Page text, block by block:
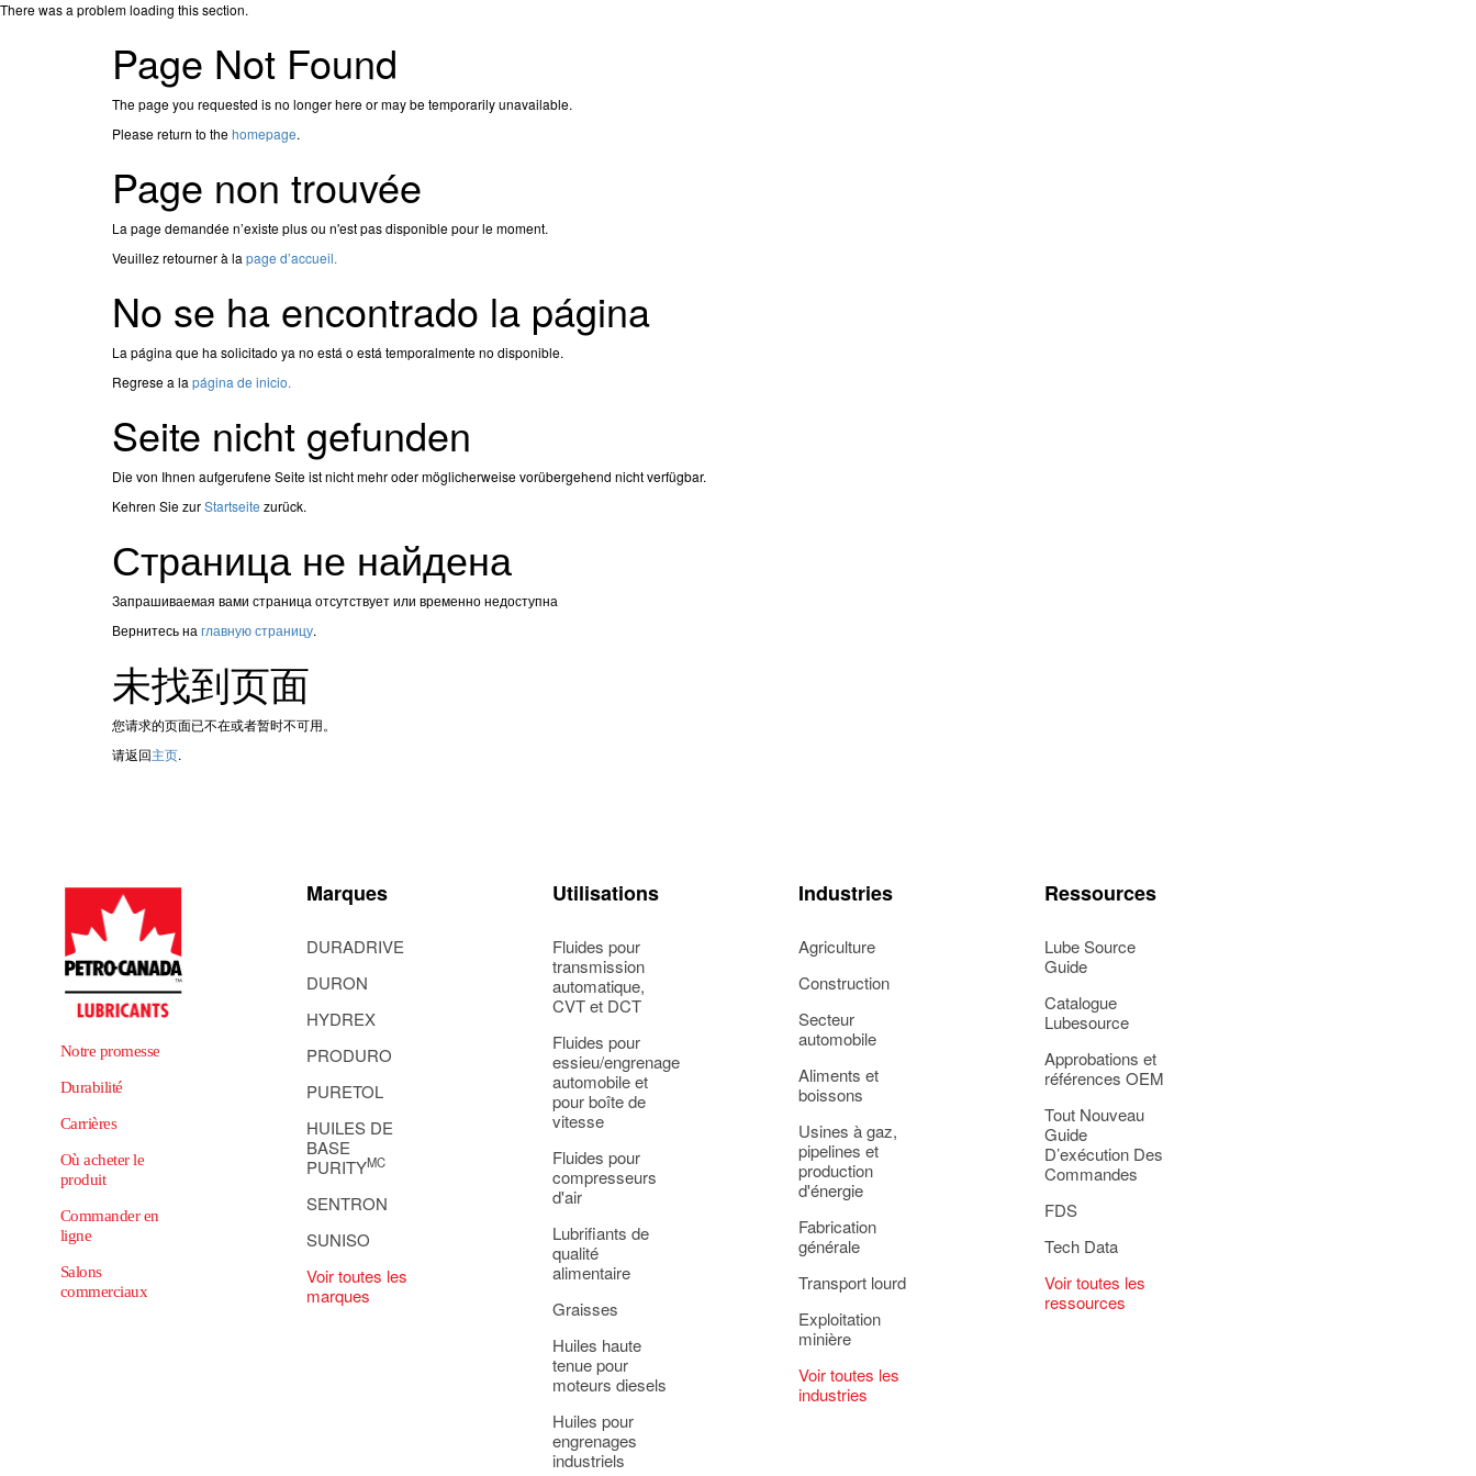
There was a problem loading this section.
Page Not Found
The page you requested is no longer here or may be temporarily unavailable.
Please return to thehomepage.
Page non trouvée
La page demandée n’existe plus ou n'est pas disponible pour le moment.
Veuillez retourner à la page d’accueil.
No se ha encontrado la página
La página que ha solicitado ya no está o está temporalmente no disponible.
Regrese a la página de inicio.
Seite nicht gefunden
Die von Ihnen aufgerufene Seite ist nicht mehr oder möglicherweise vorübergehend nicht verfügbar.
Kehren Sie zurStartseite zurück.
Страница не найдена
Запрашиваемая вами страница отсутствует или временно недоступна
Вернитесь на главную страницу.
未找到页面
您请求的页面已不在或者暂时不可用。
请返回主页.
Notre promesse
Durabilité
Carrières
Où acheter le
produit
Commander en
ligne
Salons
commerciaux
Marques
DURADRIVE
DURON
HYDREX
PRODURO
PURETOL
HUILES DE
BASE
PURITYMC
SENTRON
SUNISO
Voir toutes les
marques
Utilisations
Fluides pour
transmission
automatique,
CVT et DCT
Fluides pour
essieu/engrenage
automobile et
pour boîte de
vitesse
Fluides pour
compresseurs
d'air
Lubrifiants de
qualité
alimentaire
Graisses
Huiles haute
tenue pour
moteurs diesels
Huiles pour
engrenages
industriels
Industries
Agriculture
Construction
Secteur
automobile
Aliments et
boissons
Usines à gaz,
pipelines et
production
d'énergie
Fabrication
générale
Transport lourd
Exploitation
minière
Voir toutes les
industries
Ressources
Lube Source
Guide
Catalogue
Lubesource
Approbations et
références OEM
Tout Nouveau
Guide
D’exécution Des
Commandes
FDS
Tech Data
Voir toutes les
ressources